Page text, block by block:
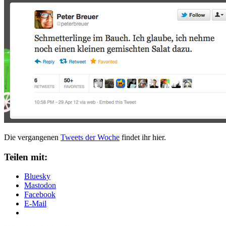
Die vergangenen Tweets der Woche findet ihr hier.
Teilen mit:
Bluesky
Mastodon
Facebook
E-Mail